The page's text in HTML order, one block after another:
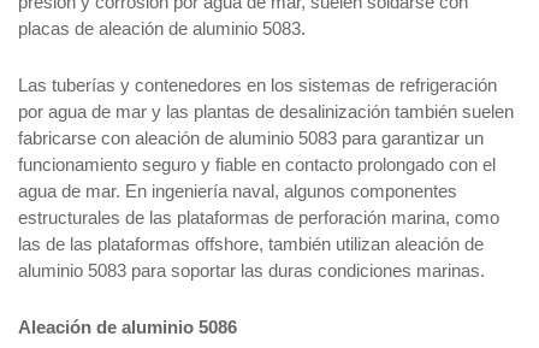
placas de aleación de aluminio 5083.
Las tuberías y contenedores en los sistemas de refrigeración
por agua de mar y las plantas de desalinización también suelen
fabricarse con aleación de aluminio 5083 para garantizar un
funcionamiento seguro y fiable en contacto prolongado con el
agua de mar. En ingeniería naval, algunos componentes
estructurales de las plataformas de perforación marina, como
las de las plataformas offshore, también utilizan aleación de
aluminio 5083 para soportar las duras condiciones marinas.
Aleación de aluminio 5086